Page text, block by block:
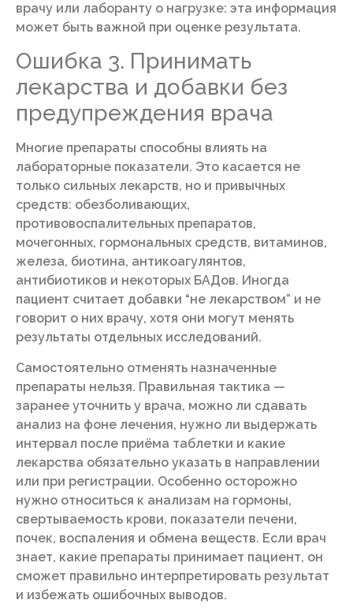
врачу или лаборанту о нагрузке: эта информация
может быть важной при оценке результата.
Ошибка 3. Принимать
лекарства и добавки без
предупреждения врача
Многие препараты способны влиять на
лабораторные показатели. Это касается не
только сильных лекарств, но и привычных
средств: обезболивающих,
противовоспалительных препаратов,
мочегонных, гормональных средств, витаминов,
железа, биотина, антикоагулянтов,
антибиотиков и некоторых БАДов. Иногда
пациент считает добавки “не лекарством” и не
говорит о них врачу, хотя они могут менять
результаты отдельных исследований.
Самостоятельно отменять назначенные
препараты нельзя. Правильная тактика —
заранее уточнить у врача, можно ли сдавать
анализ на фоне лечения, нужно ли выдержать
интервал после приёма таблетки и какие
лекарства обязательно указать в направлении
или при регистрации. Особенно осторожно
нужно относиться к анализам на гормоны,
свертываемость крови, показатели печени,
почек, воспаления и обмена веществ. Если врач
знает, какие препараты принимает пациент, он
сможет правильно интерпретировать результат
и избежать ошибочных выводов.